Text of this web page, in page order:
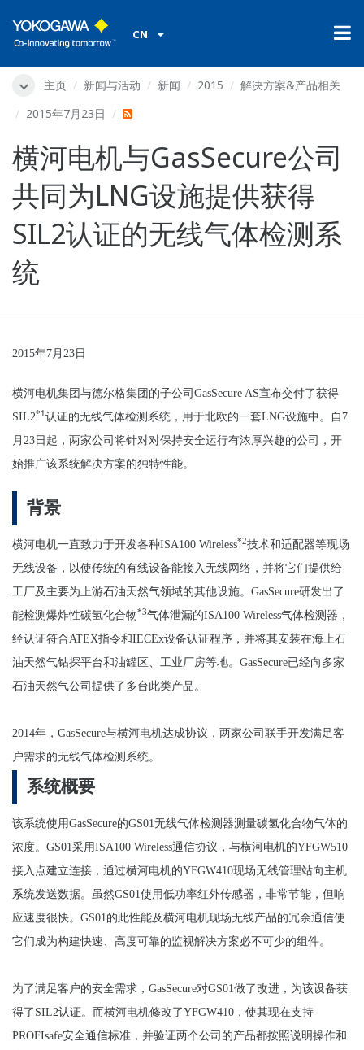
CN
主页 新闻与活动 新闻 2015
解决方案&产品相关
2015年7月23日
横河电机与GasSecure公司
共同为LNG设施提供获得
SIL2认证的无线气体检测系
统
2015年7月23日
横河电机集团与德尔格集团的子公司GasSecure AS宣布交付了获得
SIL2*1 认证的无线气体检测系统，用于北欧的一套LNG设施中。自7
月23日起，两家公司将针对对保持安全运行有浓厚兴趣的公司，开
始推广该系统解决方案的独特性能。
背景
横河电机一直致力于开发各种ISA100 Wireless*2技术和适配器等现场
无线设备，以使传统的有线设备能接入无线网络，并将它们提供给
工厂及主要为上游石油天然气领域的其他设施。GasSecure研发出了
能检测爆炸性碳氢化合物*3气体泄漏的ISA100 Wireless气体检测器，
经认证符合ATEX指令和IECEx设备认证程序，并将其安装在海上石
油天然气钻探平台和油罐区、工业厂房等地。GasSecure已经向多家
石油天然气公司提供了多台此类产品。
2014年，GasSecure与横河电机达成协议，两家公司联手开发满足客
户需求的无线气体检测系统。
系统概要
该系统使用GasSecure的GS01无线气体检测器测量碳氢化合物气体的
浓度。GS01采用ISA100 Wireless通信协议，与横河电机的YFGW510
接入点建立连接，通过横河电机的YFGW410现场无线管理站向主机
系统发送数据。虽然GS01使用低功率红外传感器，非常节能，但响
应速度很快。GS01的此性能及横河电机现场无线产品的冗余通信使
它们成为构建快速、高度可靠的监视解决方案必不可少的组件。
为了满足客户的安全需求，GasSecure对GS01做了改进，为该设备获
得了SIL2认证。而横河电机修改了YFGW410，使其现在支持
PROFIsafe安全通信标准，并验证两个公司的产品都按照说明操作和